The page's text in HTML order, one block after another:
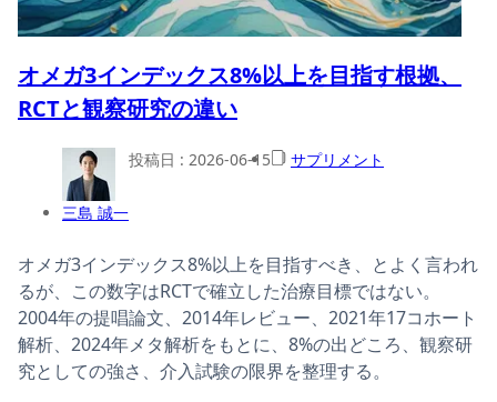
オメガ3インデックス8%以上を目指す根拠、
RCTと観察研究の違い
三島 誠一
投稿日 : 2026-06-15 サプリメント
オメガ3インデックス8%以上を目指すべき、とよく言われ
るが、この数字はRCTで確立した治療目標ではない。
2004年の提唱論文、2014年レビュー、2021年17コホート
解析、2024年メタ解析をもとに、8%の出どころ、観察研
究としての強さ、介入試験の限界を整理する。